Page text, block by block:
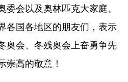
会以及奥林匹克大家庭、
各国各地区的朋友们，表示
奥会、冬残奥会上奋勇争先
崇高的敬意！